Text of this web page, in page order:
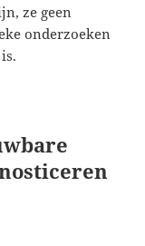
ze geen
onderzoeken